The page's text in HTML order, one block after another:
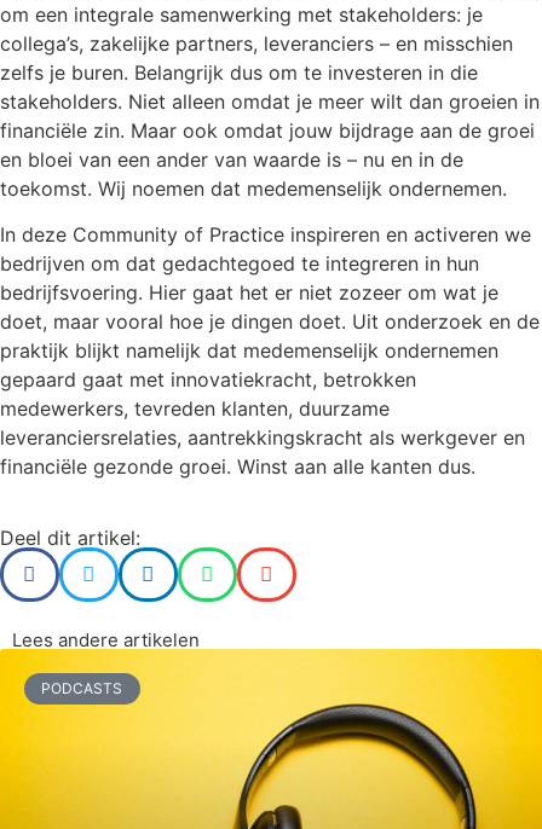
om een integrale samenwerking met stakeholders: je
collega’s, zakelijke partners, leveranciers – en misschien
zelfs je buren. Belangrijk dus om te investeren in die
stakeholders. Niet alleen omdat je meer wilt dan groeien in
financiële zin. Maar ook omdat jouw bijdrage aan de groei
en bloei van een ander van waarde is – nu en in de
toekomst. Wij noemen dat medemenselijk ondernemen.
In deze Community of Practice inspireren en activeren we
bedrijven om dat gedachtegoed te integreren in hun
bedrijfsvoering. Hier gaat het er niet zozeer om wat je
doet, maar vooral hoe je dingen doet. Uit onderzoek en de
praktijk blijkt namelijk dat medemenselijk ondernemen
gepaard gaat met innovatiekracht, betrokken
medewerkers, tevreden klanten, duurzame
leveranciersrelaties, aantrekkingskracht als werkgever en
financiële gezonde groei. Winst aan alle kanten dus.
Deel dit artikel:
Lees andere artikelen
PODCASTS